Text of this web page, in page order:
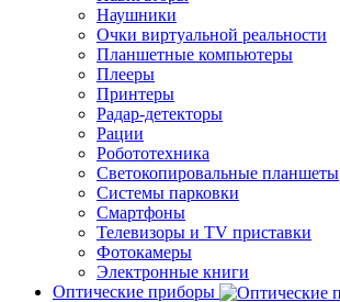
Наушники
Очки виртуальной реальности
Планшетные компьютеры
Плееры
Принтеры
Радар-детекторы
Рации
Робототехника
Светокопировальные планшеты
Системы парковки
Смартфоны
Телевизоры и TV приставки
Фотокамеры
Электронные книги
Оптические приборы